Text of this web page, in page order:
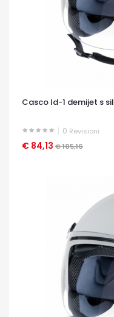
Casco ld-1 demijet s
0 Revisioni
€ 84,13 € 105,16
OCCHIATA VELOCE